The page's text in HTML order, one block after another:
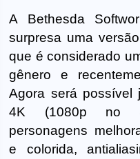
A Bethesda
surpresa uma
que é considerado
gênero e
Agora será possível
4K (1080p no
personagens
e colorida,